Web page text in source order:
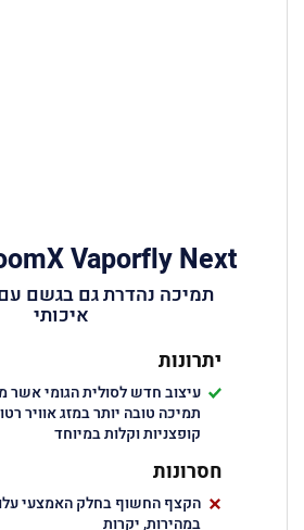
Vaporfly Next %
תמיכה נהדרת גם בגשם
איכותי
יתרונות
עיצוב חדש לסולית הגומי
תמיכה טובה יותר במזג אוויר
קופצניות וקלות במיוחד
חסרונות
הקצף החשוף בחלק האמצעי
במהירות, יקרות